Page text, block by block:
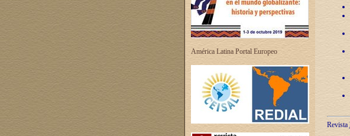
América Latina Portal Europeo
Revista